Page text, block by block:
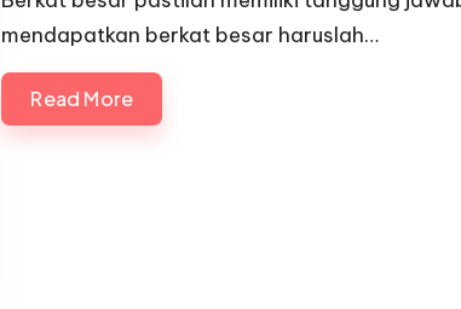
mendapatkan berkat besar haruslah…
Read More